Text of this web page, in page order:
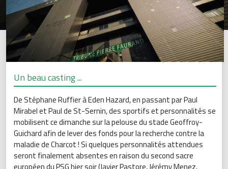
Un beau casting ...
De Stéphane Ruffier à Eden Hazard, en passant par Paul
Mirabel et Paul de St-Sernin, des sportifs et personnalités se
mobilisent ce dimanche sur la pelouse du stade Geoffroy-
Guichard afin de lever des fonds pour la recherche contre la
maladie de Charcot ! Si quelques personnalités attendues
seront finalement absentes en raison du second sacre